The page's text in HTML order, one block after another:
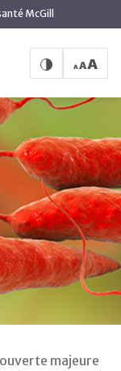
McGill
majeure